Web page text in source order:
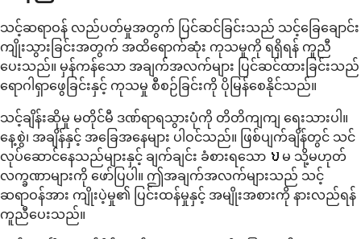
သင့်ဆရာဝန် လည်ပတ်မှုအတွက် ပြင်ဆင်ခြင်းသည် သင့်ခြေချောင်း
ကျိုးသွားခြင်းအတွက် အထိရောက်ဆုံး ကုသမှုကို ရရှိရန် ကူညီ
ပေးသည်။ မှန်ကန်သော အချက်အလက်များ ပြင်ဆင်ထားခြင်းသည်
ရောဂါရှာဖွေခြင်းနှင့် ကုသမှု စီစဉ်ခြင်းကို ပိုမြန်စေနိုင်သည်။
သင့်ချိန်းဆိုမှု မတိုင်မီ ဒဏ်ရာရသွားပုံကို တိတိကျကျ ရေးသားပါ။
နေ့စွဲ၊ အချိန်နှင့် အခြေအနေများ ပါဝင်သည်။ ဖြစ်ပျက်ချိန်တွင် သင်
လုပ်ဆောင်နေသည်များနှင့် ချက်ချင်း ခံစားရသော ህမ သို့မဟုတ်
လက္ခဏာများကို ဖော်ပြပါ။ ဤအချက်အလက်များသည် သင့်
ဆရာဝန်အား ကျိုးပဲ့မှု၏ ပြင်းထန်မှုနှင့် အမျိုးအစားကို နားလည်ရန်
ကူညီပေးသည်။